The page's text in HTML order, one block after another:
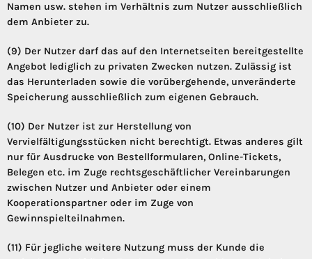
Namen usw. stehen im Verhältnis zum Nutzer ausschließlich
dem Anbieter zu.
(9) Der Nutzer darf das auf den Internetseiten bereitgestellte
Angebot lediglich zu privaten Zwecken nutzen. Zulässig ist
das Herunterladen sowie die vorübergehende, unveränderte
Speicherung ausschließlich zum eigenen Gebrauch.
(10) Der Nutzer ist zur Herstellung von
Vervielfältigungsstücken nicht berechtigt. Etwas anderes gilt
nur für Ausdrucke von Bestellformularen, Online-Tickets,
Belegen etc. im Zuge rechtsgeschäftlicher Vereinbarungen
zwischen Nutzer und Anbieter oder einem
Kooperationspartner oder im Zuge von
Gewinnspielteilnahmen.
(11) Für jegliche weitere Nutzung muss der Kunde die